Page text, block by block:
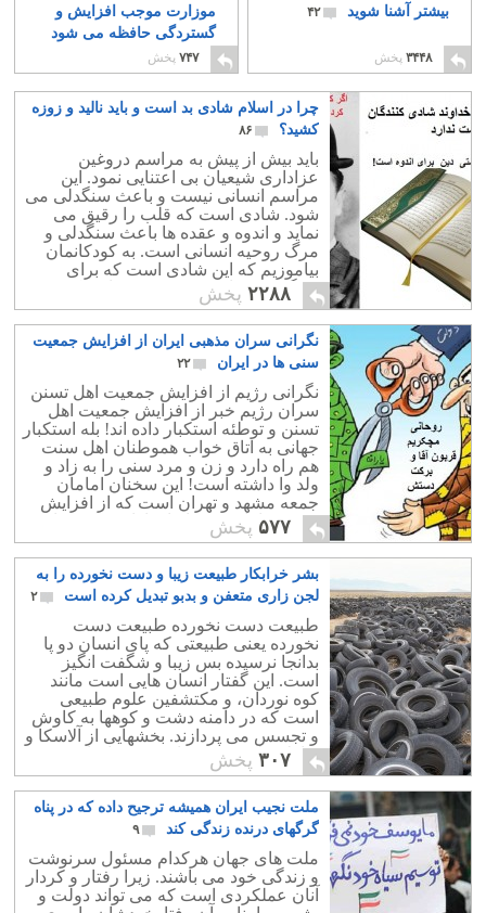
بیشتر آشنا شوید
۴۲
۳۴۴۸ پخش
موزارت موجب افزایش و
گستردگی حافظه می شود
۱
۷۴۷ پخش
چرا در اسلام شادی بد است و باید نالید و زوزه
کشید؟
۸۶
باید بیش از پیش به مراسم دروغین
عزاداری شیعیان بی اعتنایی نمود. این
مراسم انسانی نیست و باعث سنگدلی می
شود. شادی است که قلب را رقیق می
نماید و اندوه و عقده ها باعث سنگدلی و
مرگ روحیه انسانی است. به کودکانمان
بیاموزیم که این شادی است که برای
زندگی مفید است و در غم و زاری کردن
فایده ای نیست.
۲۲۸۸ پخش
نگرانی سران مذهبی ایران از افزایش جمعیت
سنی ها در ایران
۲۲
نگرانی رژیم از افزایش جمعیت اهل تسنن
سران رژیم خبر از افزایش جمعیت اهل
تسنن و توطئه استکبار داده اند! بله استکبار
جهانی به اتاق خواب هموطنان اهل سنت
هم راه دارد و زن و مرد سنی را به زاد و
ولد وا داشته است! این سخنان امامان
جمعه مشهد و تهران است که از افزایش
جمعیت اهل تسنن ابراز ناراحتی کرده اند!
۵۷۷ پخش
بشر خرابکار طبیعت زیبا و دست نخورده را به
لجن زاری متعفن و بدبو تبدیل کرده است
۲
طبیعت دست نخورده طبیعت دست
نخورده یعنی طبیعتی که پای انسان دو پا
بدانجا نرسیده بس زیبا و شگفت انگیز
است. این گفتار انسان هایی است مانند
کوه نوردان، و مکتشفین علوم طبیعی
است که در دامنه دشت و کوهها به کاوش
و تجسس می پردازند. بخشهایی از آلاسکا و
نقاط قطبی نیز که پای بشر بدانجا نرسیده
بر این زمره اند.
۳۰۷ پخش
ملت نجیب ایران همیشه ترجیح داده که در پناه
گرگهای درنده زندگی کند
۹
ملت های جهان هرکدام مسئول سرنوشت
و زندگی خود می باشند. زیرا رفتار و کردار
آنان عملکردی است که می تواند دولت و